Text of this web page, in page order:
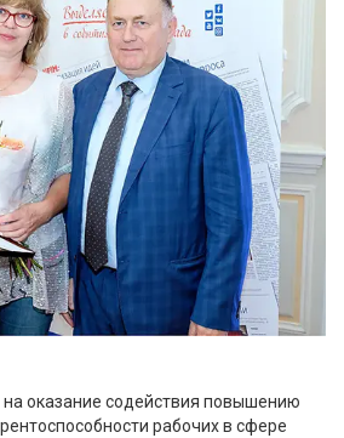
оказание содействия повышению
рабочих в сфере